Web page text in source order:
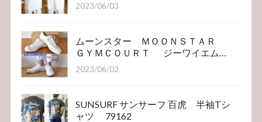
2023/06/03
ムーンスター ＭＯＯＮＳＴＡＲ
ＧＹＭＣＯＵＲＴ ジーワイエム
コート
2023/06/02
SUNSURF サンサーフ 百虎 半袖Tシ
ャツ 79162